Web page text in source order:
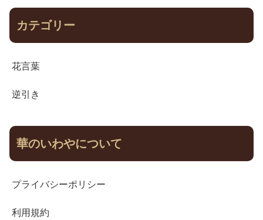
カテゴリー
花言葉
逆引き
華のいわやについて
プライバシーポリシー
利用規約